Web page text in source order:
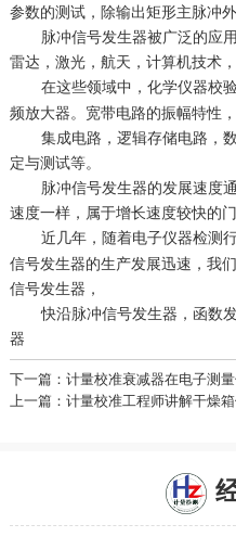
参数的测试，除输出矩形主脉冲
脉冲信号发生器被广泛的应
雷达，激光，航天，计算机技术
在这些领域中， 化学仪器校
频放大器。宽带电路的振幅特性
集成电路，逻辑存储电路，
定与测试等。
脉冲信号发生器的发展速度
速度一样，属于增长速度较快的
近几年，随着电子仪器检测
信号发生器的生产发展迅速，我
信号发生器，
快沿脉冲信号发生器，函数
器
下一篇：计量校准衰减器在电子测
上一篇：计量校准工程师讲解干燥